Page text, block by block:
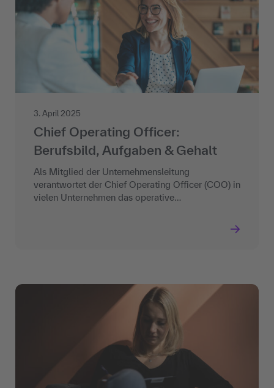
3. April 2025
Chief Operating Officer:
Berufsbild, Aufgaben & Gehalt
Als Mitglied der Unternehmensleitung
verantwortet der Chief Operating Officer (COO) in
vielen Unternehmen das operative…